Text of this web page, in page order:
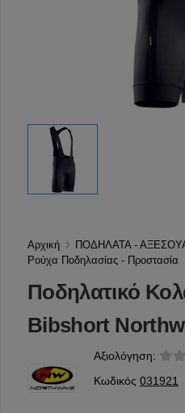
Αρχική
ΠΟΔΗΛΑΤΑ -
Ρούχα Ποδηλασίας - Προστασία
Ποδηλατικό
Bibshort
Αξιολόγηση:
Κωδικός 031921